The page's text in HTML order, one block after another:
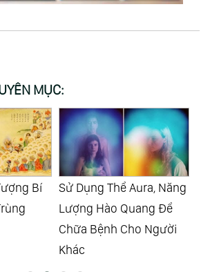
MỤC:
Năng
Để
Người
Biến Cố Xảy Ra Mới
Nhận Ra Không Gì Đắng
Cay Hơn Khi Vắng Bóng
Người Bạn Đời